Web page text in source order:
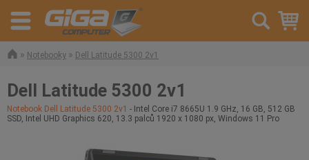
» Notebooky » Dell Latitude 5300 2v1
Dell Latitude 5300 2v1
Notebook Dell Latitude 5300 2v1 - Intel Core i7 8665U 1.9 GHz, 16 GB, 512 GB
SSD, Intel UHD Graphics 620, 13.3 palců 1920 x 1080 px, Windows 11 Pro